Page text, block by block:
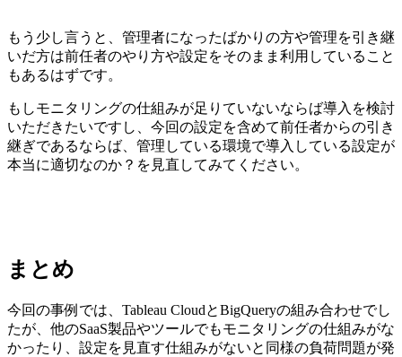
もう少し言うと、管理者になったばかりの方や管理を引き継
いだ方は前任者のやり方や設定をそのまま利用していること
もあるはずです。
もしモニタリングの仕組みが足りていないならば導入を検討
いただきたいですし、今回の設定を含めて前任者からの引き
継ぎであるならば、管理している環境で導入している設定が
本当に適切なのか？を見直してみてください。
まとめ
今回の事例では、Tableau CloudとBigQueryの組み合わせでし
たが、他のSaaS製品やツールでもモニタリングの仕組みがな
かったり、設定を見直す仕組みがないと同様の負荷問題が発